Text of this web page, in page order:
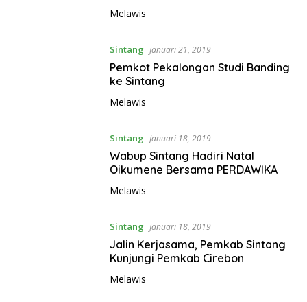
Melawis
Sintang Januari 21, 2019
Pemkot Pekalongan Studi Banding
ke Sintang
Melawis
Sintang Januari 18, 2019
Wabup Sintang Hadiri Natal
Oikumene Bersama PERDAWIKA
Melawis
Sintang Januari 18, 2019
Jalin Kerjasama, Pemkab Sintang
Kunjungi Pemkab Cirebon
Melawis